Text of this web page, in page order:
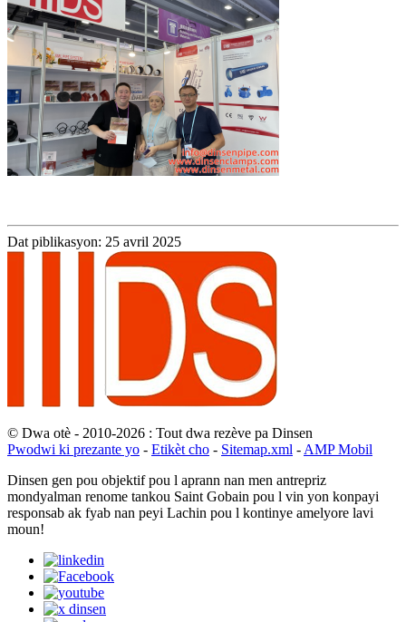
Dat piblikasyon: 25 avril 2025
© Dwa otè - 2010-2026 : Tout dwa rezève pa Dinsen
Pwodwi ki prezante yo - Etikèt cho - Sitemap.xml - AMP Mobil
Dinsen gen pou objektif pou l aprann nan men antrepriz
mondyalman renome tankou Saint Gobain pou l vin yon konpayi
responsab ak fyab nan peyi Lachin pou l kontinye amelyore lavi
moun!